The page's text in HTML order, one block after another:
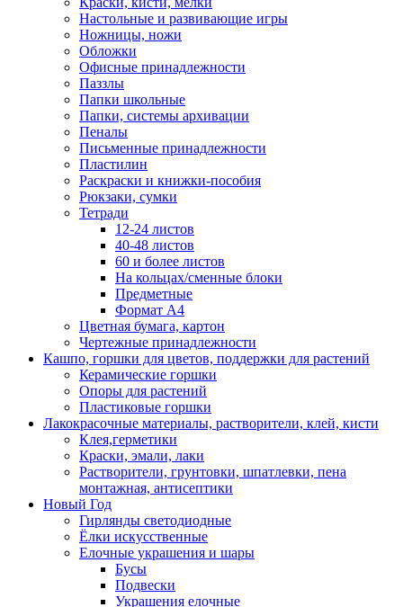
Настольные и развивающие игры
Ножницы, ножи
Обложки
Офисные принадлежности
Паззлы
Папки школьные
Папки, системы архивации
Пеналы
Письменные принадлежности
Пластилин
Раскраски и книжки-пособия
Рюкзаки, сумки
Тетради
12-24 листов
40-48 листов
60 и более листов
На кольцах/сменные блоки
Предметные
Формат А4
Цветная бумага, картон
Чертежные принадлежности
Кашпо, горшки для цветов, поддержки для растений
Керамические горшки
Опоры для растений
Пластиковые горшки
Лакокрасочные материалы, растворители, клей, кисти
Клея,герметики
Краски, эмали, лаки
Растворители, грунтовки, шпатлевки, пена
монтажная, антисептики
Новый Год
Гирлянды светодиодные
Ёлки искусственные
Елочные украшения и шары
Бусы
Подвески
Украшения елочные